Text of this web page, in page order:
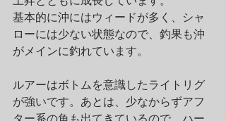
基本的に沖にはウィードが多く、シャ
ローには少ない状態なので、釣果も沖
がメインに釣れています。
ルアーはボトムを意識したライトリグ
が強いです。あとは、少なからずアフ